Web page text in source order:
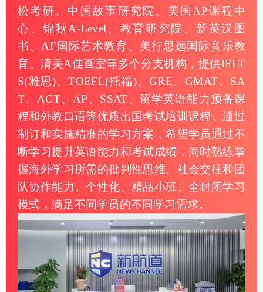
松考研、中国故事研究院、美国AP课程中
心、锦秋A-Level、教育研究院、新英汉图
书、AF国际艺术教育、美行思远国际音乐教
育、清美A佳画室等多个分支机构，提供IELT
S(雅思)、TOEFL(托福)、GRE、GMAT、SA
T、ACT、AP、SSAT、留学英语能力预备课
程和外教口语等优质出国考试培训课程。通过
制订和实施精准的学习方案，希望学员通过不
断学习提升英语能力和考试成绩，同时熟练掌
握海外学习所需的批判性思维、社会交往和团
队协作能力。个性化、精品小班、全封闭学习
模式，满足不同学员的不同学习需求。